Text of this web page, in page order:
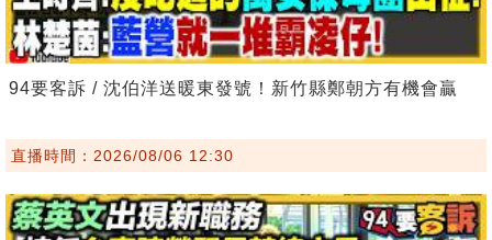
94要客訴 / 沈伯洋送暖東發號！新竹縣鄭朝方有機會贏
直播時間：2026/08/06 12:30